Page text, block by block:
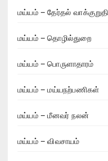
மய்யம் – தேர்தல் வாக்குறுதி
மய்யம் – தொழில்துறை
மய்யம் – பொருளாதாரம்
மய்யம் – மய்யநற்பணிகள்
மய்யம் – மீனவர் நலன்
மய்யம் – விவசாயம்